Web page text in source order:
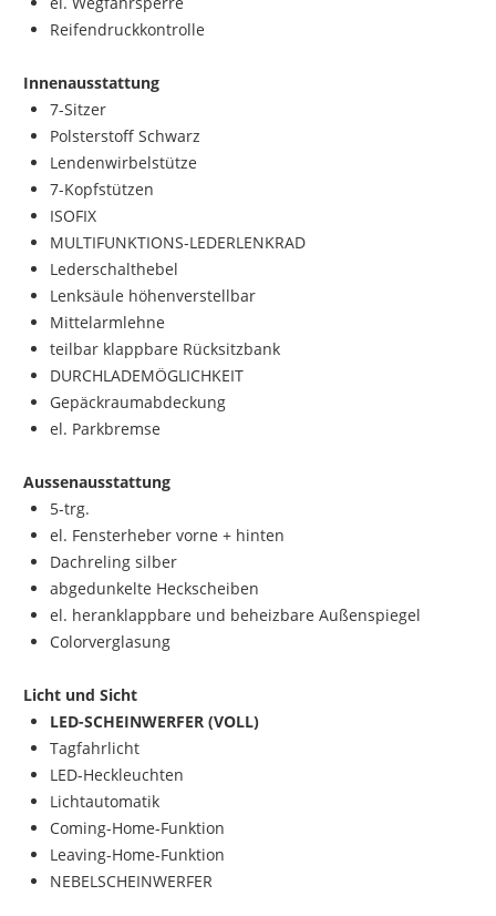
Reifendruckkontrolle
Innenausstattung
7-Sitzer
Polsterstoff Schwarz
Lendenwirbelstütze
7-Kopfstützen
ISOFIX
MULTIFUNKTIONS-LEDERLENKRAD
Lederschalthebel
Lenksäule höhenverstellbar
Mittelarmlehne
teilbar klappbare Rücksitzbank
DURCHLADEMÖGLICHKEIT
Gepäckraumabdeckung
el. Parkbremse
Aussenausstattung
5-trg.
el. Fensterheber vorne + hinten
Dachreling silber
abgedunkelte Heckscheiben
el. heranklappbare und beheizbare Außenspiegel
Colorverglasung
Licht und Sicht
LED-SCHEINWERFER (VOLL)
Tagfahrlicht
LED-Heckleuchten
Lichtautomatik
Coming-Home-Funktion
Leaving-Home-Funktion
NEBELSCHEINWERFER